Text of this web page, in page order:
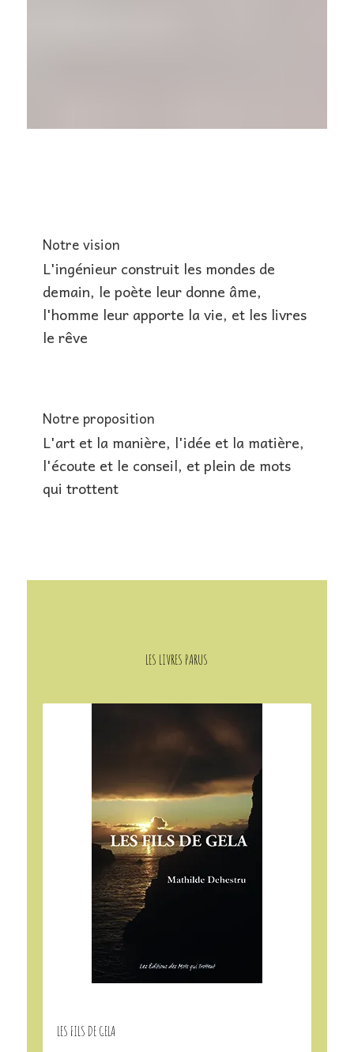
Notre vision
L'ingénieur construit les mondes de
demain, le poète leur donne âme,
l'homme leur apporte la vie, et les livres
le rêve
Notre proposition
L'art et la manière, l'idée et la matière,
l'écoute et le conseil, et plein de mots
qui trottent
LES LIVRES PARUS
LES FILS DE GELA